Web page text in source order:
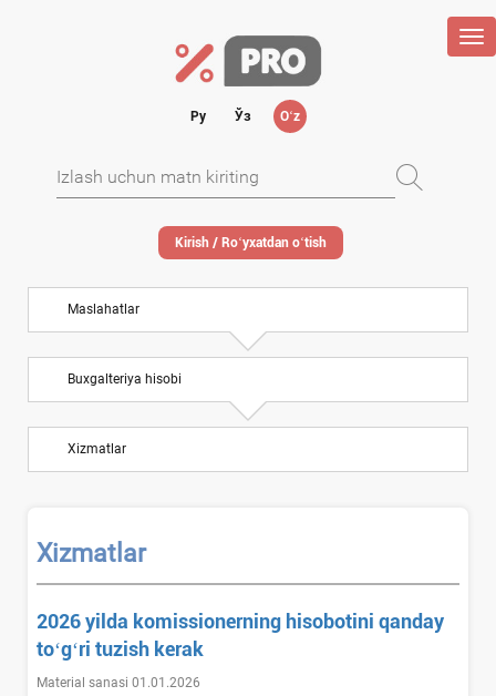
Ру Ўз Oʻz
Kirish / Roʻyхatdan oʻtish
Maslahatlar
Buхgalteriya hisobi
Xizmatlar
Xizmatlar
2026 yilda komissionerning hisobotini qanday
toʻgʻri tuzish kerak
Material sanasi 01.01.2026